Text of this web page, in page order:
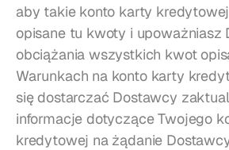
aby takie konto karty kredytowej
opisane tu kwoty i upoważniasz
obciążania wszystkich kwot
Warunkach na konto karty
się dostarczać Dostawcy
informacje dotyczące Twojego
kredytowej na żądanie